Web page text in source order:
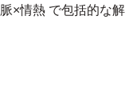
×情熱 で包括的な解